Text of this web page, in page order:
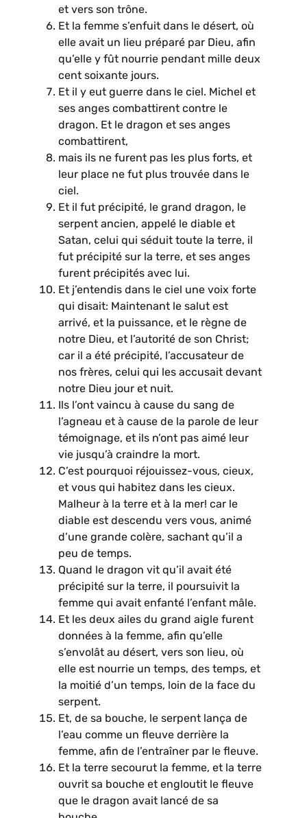
et vers son trône.
Et la femme s’enfuit dans le désert, où
elle avait un lieu préparé par Dieu, afin
qu’elle y fût nourrie pendant mille deux
cent soixante jours.
Et il y eut guerre dans le ciel. Michel et
ses anges combattirent contre le
dragon. Et le dragon et ses anges
combattirent,
mais ils ne furent pas les plus forts, et
leur place ne fut plus trouvée dans le
ciel.
Et il fut précipité, le grand dragon, le
serpent ancien, appelé le diable et
Satan, celui qui séduit toute la terre, il
fut précipité sur la terre, et ses anges
furent précipités avec lui.
Et j’entendis dans le ciel une voix forte
qui disait: Maintenant le salut est
arrivé, et la puissance, et le règne de
notre Dieu, et l’autorité de son Christ;
car il a été précipité, l’accusateur de
nos frères, celui qui les accusait devant
notre Dieu jour et nuit.
Ils l’ont vaincu à cause du sang de
l’agneau et à cause de la parole de leur
témoignage, et ils n’ont pas aimé leur
vie jusqu’à craindre la mort.
C’est pourquoi réjouissez-vous, cieux,
et vous qui habitez dans les cieux.
Malheur à la terre et à la mer! car le
diable est descendu vers vous, animé
d’une grande colère, sachant qu’il a
peu de temps.
Quand le dragon vit qu’il avait été
précipité sur la terre, il poursuivit la
femme qui avait enfanté l’enfant mâle.
Et les deux ailes du grand aigle furent
données à la femme, afin qu’elle
s’envolât au désert, vers son lieu, où
elle est nourrie un temps, des temps, et
la moitié d’un temps, loin de la face du
serpent.
Et, de sa bouche, le serpent lança de
l’eau comme un fleuve derrière la
femme, afin de l’entraîner par le fleuve.
Et la terre secourut la femme, et la terre
ouvrit sa bouche et engloutit le fleuve
que le dragon avait lancé de sa